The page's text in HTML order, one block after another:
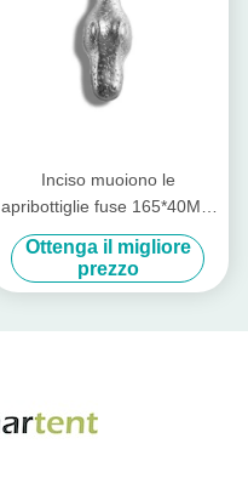
Inciso muoiono le
apribottiglie fuse 165*40MM
del coccodrillo delle
apribottiglie del metallo
Ottenga il migliore
prezzo